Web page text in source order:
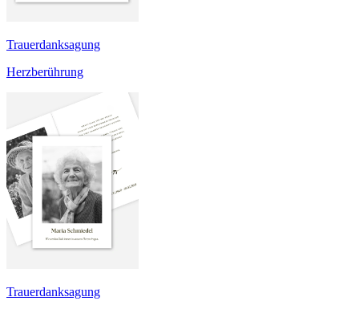
Trauerdanksagung
Herzberührung
Trauerdanksagung